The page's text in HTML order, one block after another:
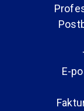
E-